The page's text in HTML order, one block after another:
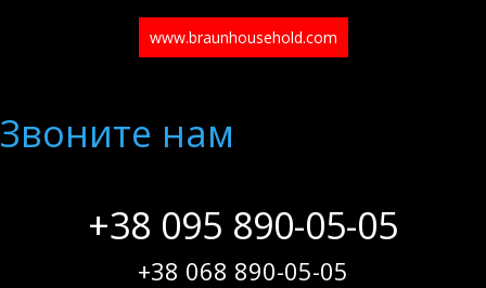
www.braunhousehold.com
Звоните нам
+38 095 890-05-05
+38 068 890-05-05